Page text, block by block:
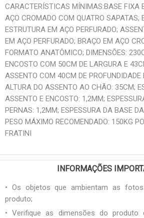
CARACTERÍSTICAS MÍNIMAS:BASE FIXA
AÇO CROMADO COM QUATRO SAPATAS;
ESTRUTURA EM AÇO PERFURADO;
EM AÇO PERFURADO; BRAÇO EM AÇO
FORMATO ANATÔMICO; DIMENSÕES:
ENCOSTO COM 50CM DE LARGURA E
ASSENTO COM 40CM DE PROFUNDIDADE
ALTURA DO ASSENTO AO CHÃO: 35CM;
ASSENTO E ENCOSTO: 1,2MM;
PERNAS: 1,2MM; ESPESSURA DA BASE
PESO MÁXIMO RECOMENDADO: 150KG
FRATINI
INFORMAÇÕES
• Os objetos que ambientam as
produto;
• Verifique as dimensões do